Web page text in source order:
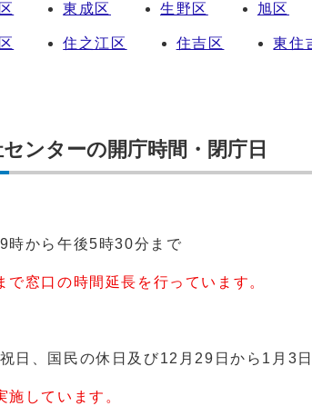
東成区 生野区 旭区
住之江区 住吉区 東住
ンターの開庁時間・閉庁日
時から午後5時30分まで
窓口の時間延長を行っています。
日、国民の休日及び12月29日から1月3日
しています。